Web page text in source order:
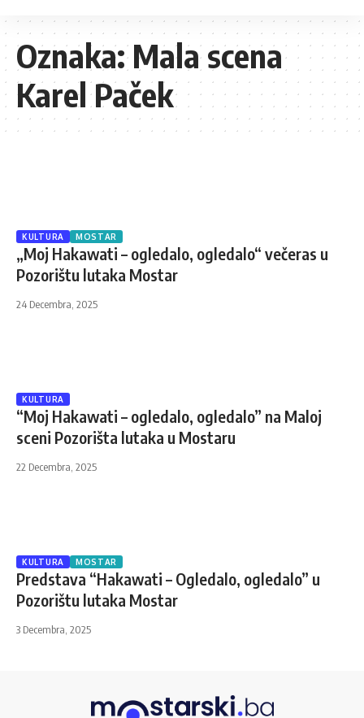
Oznaka:Mala scena
Karel Paček
KULTURA MOSTAR
„Moj Hakawati – ogledalo, ogledalo“ večeras u
Pozorištu lutaka Mostar
24 Decembra, 2025
KULTURA
“Moj Hakawati – ogledalo, ogledalo” na Maloj
sceni Pozorišta lutaka u Mostaru
22 Decembra, 2025
KULTURA MOSTAR
Predstava “Hakawati – Ogledalo, ogledalo” u
Pozorištu lutaka Mostar
3 Decembra, 2025